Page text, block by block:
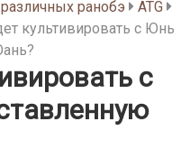
ранобэ
ATG
культивировать с Юнь
с